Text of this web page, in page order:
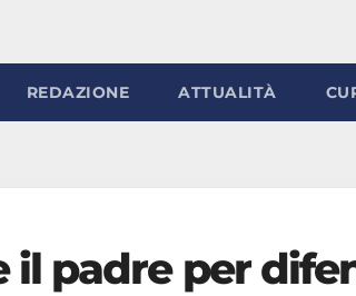
REDAZIONE ATTUALITÀ
il padre per